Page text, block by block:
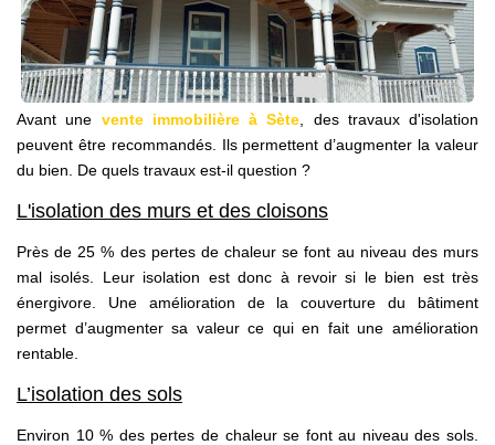
CONTACT
EN
Avant une vente immobilière à Sète , des travaux d'isolation
peuvent être recommandés. Ils permettent d’augmenter la valeur
du bien. De quels travaux est-il question ?
L'isolation des murs et des cloisons
Près de 25 % des pertes de chaleur se font au niveau des murs
mal isolés. Leur isolation est donc à revoir si le bien est très
énergivore. Une amélioration de la couverture du bâtiment
permet d’augmenter sa valeur ce qui en fait une amélioration
rentable.
L’isolation des sols
Environ 10 % des pertes de chaleur se font au niveau des sols.